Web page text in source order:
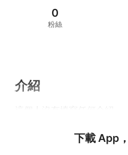
0
粉絲
介紹
下載 App